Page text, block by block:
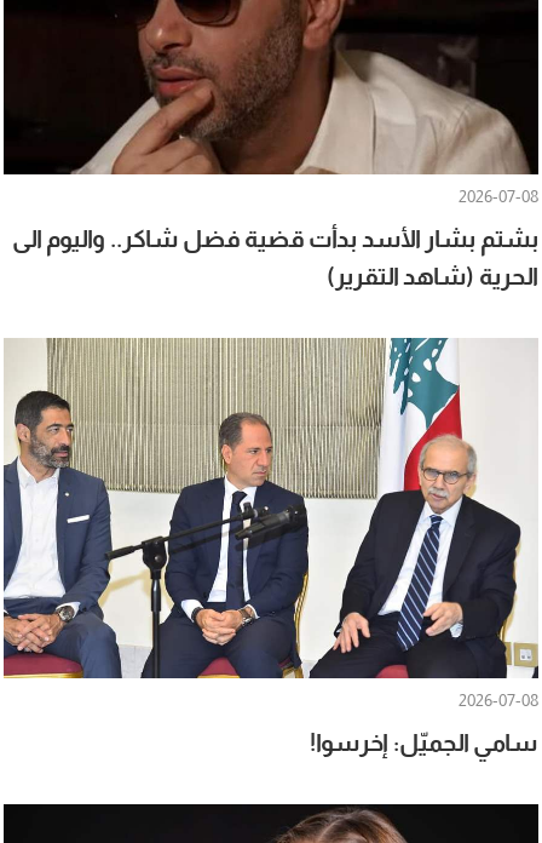
2026-07-08
بشتم بشار الأسد بدأت قضية فضل شاكر.. واليوم الى
الحرية (شاهد التقرير)
2026-07-08
سامي الجميّل: إخرسوا!